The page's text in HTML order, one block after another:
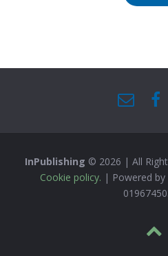
InPublishing © 2026 | All
Cookie policy. | Powered by